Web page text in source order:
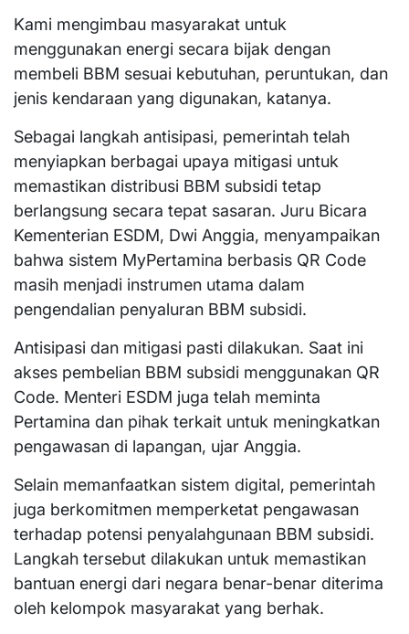
Kami mengimbau masyarakat untuk
menggunakan energi secara bijak dengan
membeli BBM sesuai kebutuhan, peruntukan, dan
jenis kendaraan yang digunakan, katanya.
Sebagai langkah antisipasi, pemerintah telah
menyiapkan berbagai upaya mitigasi untuk
memastikan distribusi BBM subsidi tetap
berlangsung secara tepat sasaran. Juru Bicara
Kementerian ESDM, Dwi Anggia, menyampaikan
bahwa sistem MyPertamina berbasis QR Code
masih menjadi instrumen utama dalam
pengendalian penyaluran BBM subsidi.
Antisipasi dan mitigasi pasti dilakukan. Saat ini
akses pembelian BBM subsidi menggunakan QR
Code. Menteri ESDM juga telah meminta
Pertamina dan pihak terkait untuk meningkatkan
pengawasan di lapangan, ujar Anggia.
Selain memanfaatkan sistem digital, pemerintah
juga berkomitmen memperketat pengawasan
terhadap potensi penyalahgunaan BBM subsidi.
Langkah tersebut dilakukan untuk memastikan
bantuan energi dari negara benar-benar diterima
oleh kelompok masyarakat yang berhak.